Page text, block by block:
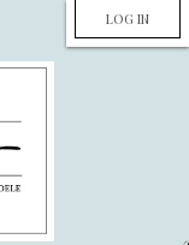
LOG IN